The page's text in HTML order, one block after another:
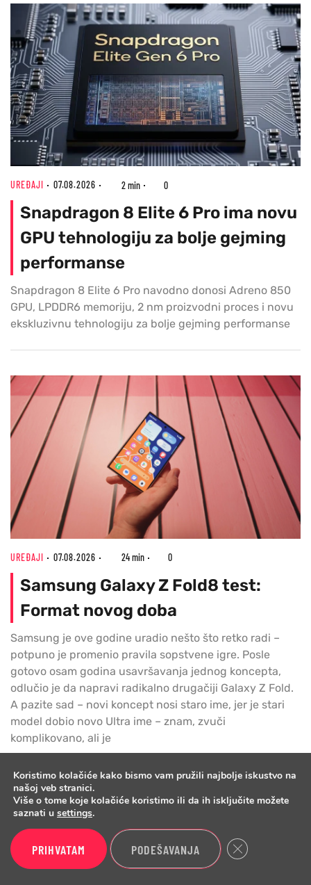
UREĐAJI 07.08.2026 2 min 0
Snapdragon 8 Elite 6 Pro ima novu
GPU tehnologiju za bolje gejming
performanse
Snapdragon 8 Elite 6 Pro navodno donosi Adreno 850
GPU, LPDDR6 memoriju, 2 nm proizvodni proces i novu
ekskluzivnu tehnologiju za bolje gejming performanse
UREĐAJI 07.08.2026 24 min 0
Samsung Galaxy Z Fold8 test:
Format novog doba
Samsung je ove godine uradio nešto što retko radi –
potpuno je promenio pravila sopstvene igre. Posle
gotovo osam godina usavršavanja jednog koncepta,
odlučio je da napravi radikalno drugačiji Galaxy Z Fold.
A pazite sad – novi koncept nosi staro ime, jer je stari
model dobio novo Ultra ime – znam, zvuči
komplikovano, ali je
Testovi
Telefoni
Vesti
Koristimo kolačiće kako bismo vam pružili najbolje iskustvo na
našoj veb stranici.
Više o tome koje kolačiće koristimo ili da ih isključite možete
saznati u settings.
PRIHVATAM PODEŠAVANJA Close GDPR